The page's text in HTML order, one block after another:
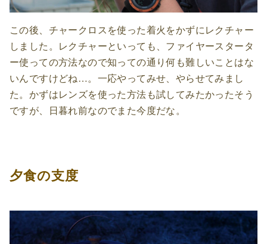
この後、チャークロスを使った着火をかずにレクチャー
しました。レクチャーといっても、ファイヤースタータ
ー使っての方法なので知っての通り何も難しいことはな
いんですけどね…。一応やってみせ、やらせてみまし
た。かずはレンズを使った方法も試してみたかったそう
ですが、日暮れ前なのでまた今度だな。
夕食の支度